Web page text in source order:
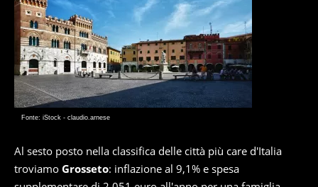
Fonte: iStock - claudio.arnese
Al sesto posto nella classifica delle città più care d'Italia
troviamo Grosseto: inflazione al 9,1% e spesa